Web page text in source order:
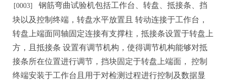
[0003] 钢筋弯曲试验机包括工作台、转盘、抵接条、挡
块以及控制终端，转盘水平放置且 转动连接于工作台，
转盘上端面同轴固定连接有支撑柱，抵接条设置于转盘上
方，且抵接条 设置有调节机构 ，使得调节机构能够对抵
接条所在位置进行调节，挡块固定于转盘上端面，
控制
终端安装于工作台 且用于对检测过程进行控制及数据显